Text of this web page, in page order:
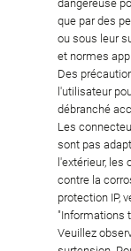
dangereuse
que par des
ou sous leur
et normes
Des
l'utilisateur
débranché
Les
sont pas
l'extérieur,
contre la
protection IP,
"Informations
Veuillez